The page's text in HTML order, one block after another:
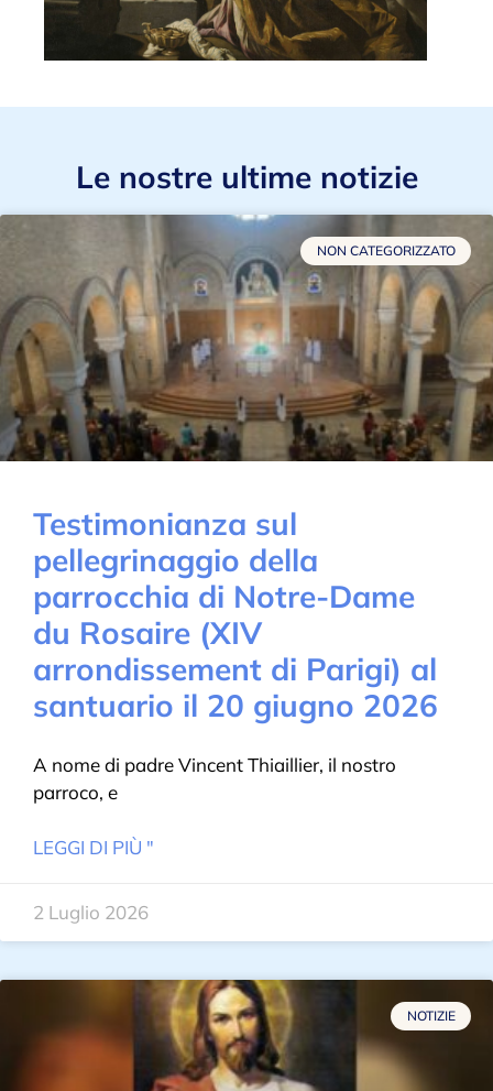
Le nostre ultime notizie
NON CATEGORIZZATO
Testimonianza sul
pellegrinaggio della
parrocchia di Notre-Dame
du Rosaire (XIV
arrondissement di Parigi) al
santuario il 20 giugno 2026
A nome di padre Vincent Thiaillier, il nostro
parroco, e
LEGGI DI PIÙ "
2 Luglio 2026
NOTIZIE